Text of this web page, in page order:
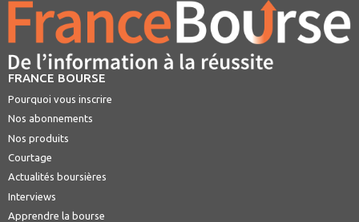
FRANCE BOURSE
Pourquoi vous inscrire
Nos abonnements
Nos produits
Courtage
Actualités boursières
Interviews
Apprendre la bourse